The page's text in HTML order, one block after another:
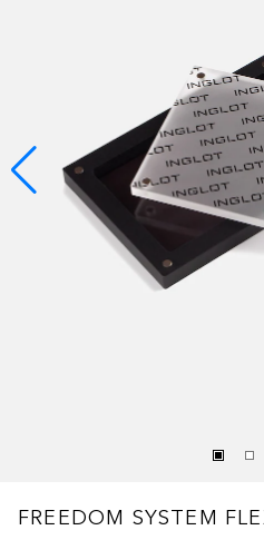
FREEDOM SYSTEM